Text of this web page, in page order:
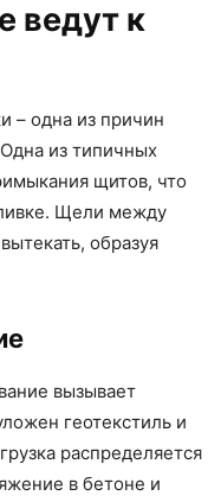
ведут к
– одна из причин
из типичных
щитов, что
Щели между
образуя
вызывает
геотекстиль и
распределяется
в бетоне и